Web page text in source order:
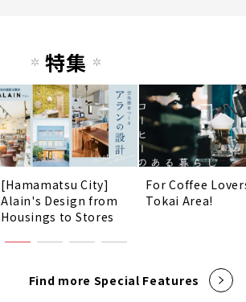
特集
[Hamamatsu City]
Alain's Design from
Housings to Stores
For Coffee
Tokai Area!
Find more Special Features